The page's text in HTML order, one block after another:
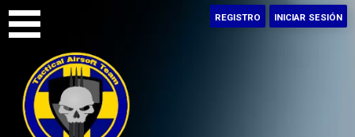
Saltar
REGISTRO INICIAR SESIÓN